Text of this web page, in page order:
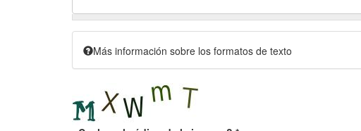
Más información sobre los formatos de texto